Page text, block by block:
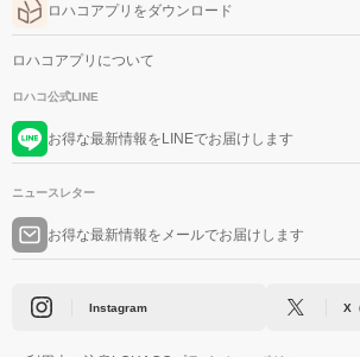
ロハコアプリをダウンロード
ロハコアプリについて
ロハコ公式LINE
お得な最新情報をLINEでお届けします
ニュースレター
お得な最新情報をメールでお届けします
Instagram X